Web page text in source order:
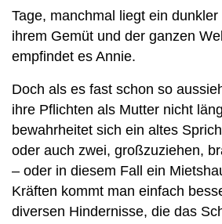
Tage, manchmal liegt ein
ihrem Gemüt und der ganzen
empfindet es Annie.
Doch als es fast schon so
ihre Pflichten als Mutter nicht
bewahrheitet sich ein altes
oder auch zwei, großzuziehen,
– oder in diesem Fall ein
Kräften kommt man einfach
diversen Hindernisse, die das